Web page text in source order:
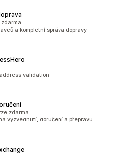
a kompletní správa dopravy
validation
zdarma
vyzvednutí, doručení a přepravu